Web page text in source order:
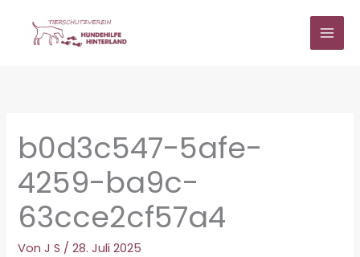
springen
b0d3c547-5afe-
4259-ba9c-
63cce2cf57a4
VonJ S /28. Juli 2025